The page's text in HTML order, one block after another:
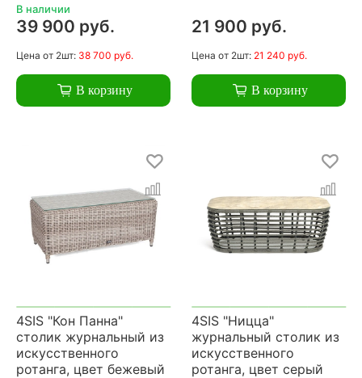
В наличии
39 900 руб.
Цена от 2шт: 38 700 руб.
В корзину
21 900 руб.
Цена от 2шт: 21 240 руб.
В корзину
4SIS "Кон Панна"
столик журнальный из
искусственного
ротанга, цвет бежевый
4SIS "Ницца"
журнальный столик из
искусственного
ротанга, цвет серый